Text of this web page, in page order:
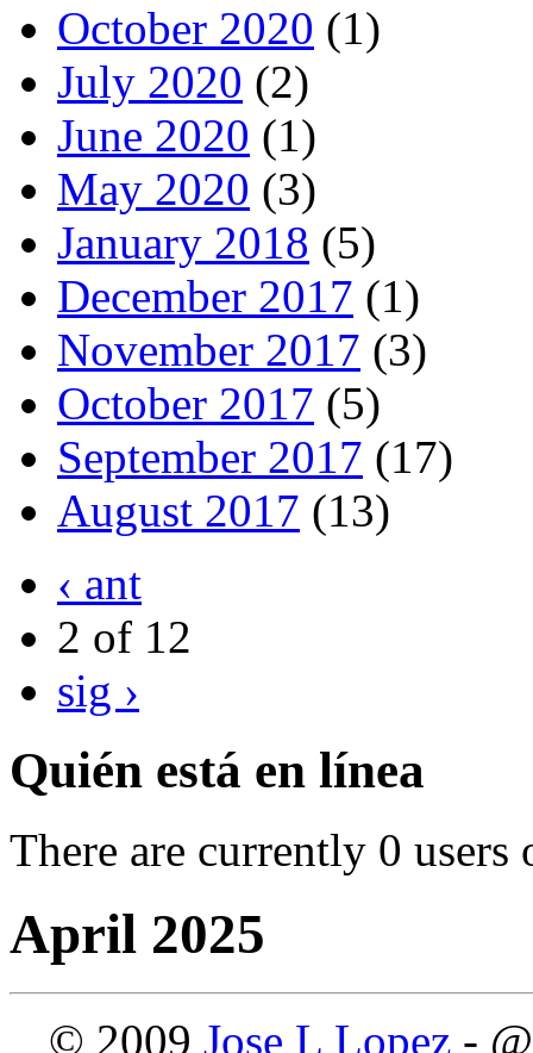
October 2020 (1)
July 2020 (2)
June 2020 (1)
May 2020 (3)
January 2018 (5)
December 2017 (1)
November 2017 (3)
October 2017 (5)
September 2017 (17)
August 2017 (13)
‹ ant
2 of 12
sig ›
Quién está en línea
There are currently 0 users
April 2025
© 2009 Jose L Lopez -